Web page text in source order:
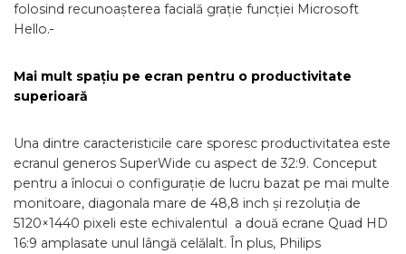
folosind recunoașterea facială grație funcției Microsoft
Hello.
Mai mult spațiu pe ecran pentru o productivitate
superioară
Una dintre caracteristicile care sporesc productivitatea este
ecranul generos SuperWide cu aspect de 32:9. Conceput
pentru a înlocui o configurație de lucru bazat pe mai multe
monitoare, diagonala mare de 48,8 inch și rezoluția de
5120×1440 pixeli este echivalentul a două ecrane Quad HD
16:9 amplasate unul lângă celălalt. În plus, Philips